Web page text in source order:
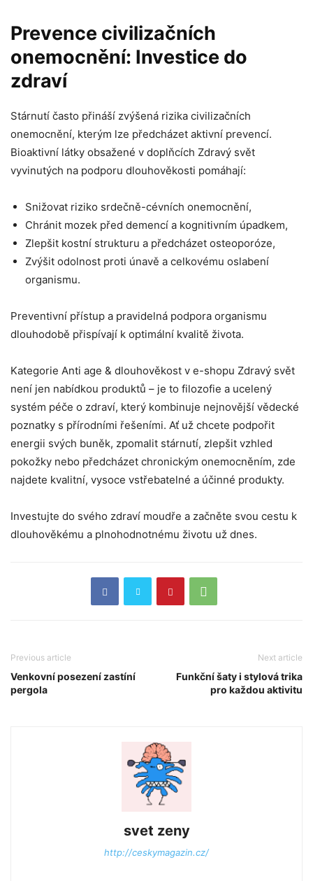
Prevence civilizačních
onemocnění: Investice do
zdraví
Stárnutí často přináší zvýšená rizika civilizačních
onemocnění, kterým lze předcházet aktivní prevencí.
Bioaktivní látky obsažené v doplňcích Zdravý svět
vyvinutých na podporu dlouhověkosti pomáhají:
Snižovat riziko srdečně-cévních onemocnění,
Chránit mozek před demencí a kognitivním úpadkem,
Zlepšit kostní strukturu a předcházet osteoporóze,
Zvýšit odolnost proti únavě a celkovému oslabení
organismu.
Preventivní přístup a pravidelná podpora organismu
dlouhodobě přispívají k optimální kvalitě života.
Kategorie Anti age & dlouhověkost v e-shopu Zdravý svět
není jen nabídkou produktů – je to filozofie a ucelený
systém péče o zdraví, který kombinuje nejnovější vědecké
poznatky s přírodními řešeními. Ať už chcete podpořit
energii svých buněk, zpomalit stárnutí, zlepšit vzhled
pokožky nebo předcházet chronickým onemocněním, zde
najdete kvalitní, vysoce vstřebatelné a účinné produkty.
Investujte do svého zdraví moudře a začněte svou cestu k
dlouhověkému a plnohodnotnému životu už dnes.
Previous article
Venkovní posezení zastíní
pergola
Next article
Funkční šaty i stylová trika
pro každou aktivitu
svet zeny
http://ceskymagazin.cz/